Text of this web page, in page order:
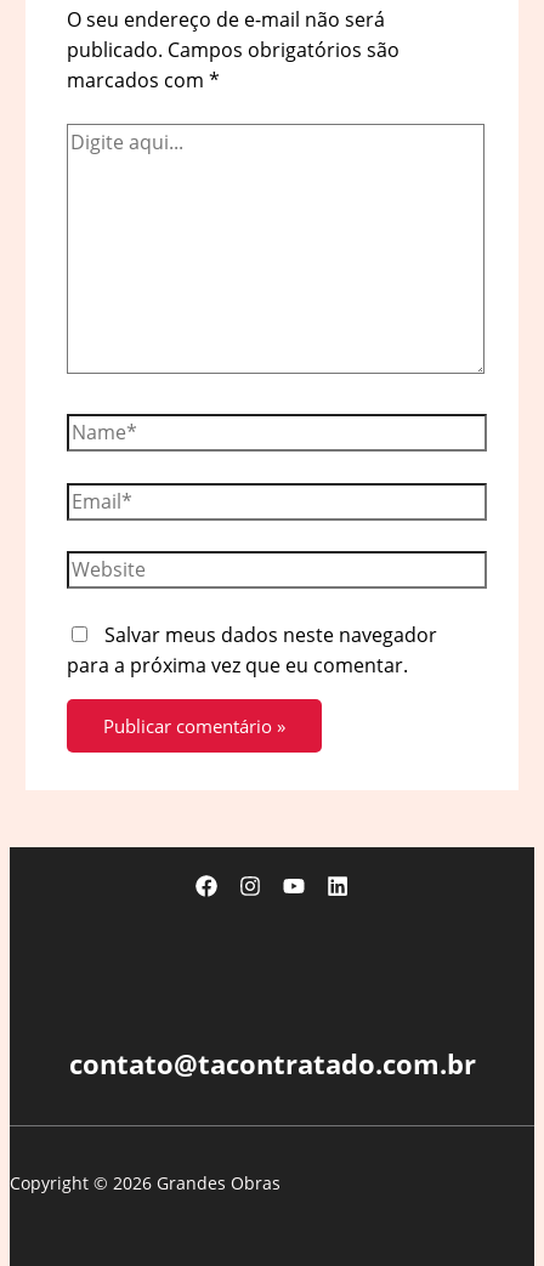
O seu endereço de e-mail não será
publicado. Campos obrigatórios são
marcados com *
Digite
Name*
Email*
Website
Salvar meus dados neste navegador
para a próxima vez que eu comentar.
contato@tacontratado.com.br
Copyright © 2026 Grandes Obras